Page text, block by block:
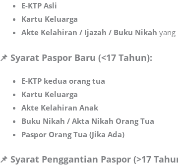
E-KTP Asli
Kartu Keluarga
Akte Kelahiran / Ijazah / Buku Nikah yang
📌 Syarat Paspor Baru (<17 Tahun):
E-KTP kedua orang tua
Kartu Keluarga
Akte Kelahiran Anak
Buku Nikah / Akta Nikah Orang Tua
Paspor Orang Tua (Jika Ada)
📌 Syarat Penggantian Paspor (>17